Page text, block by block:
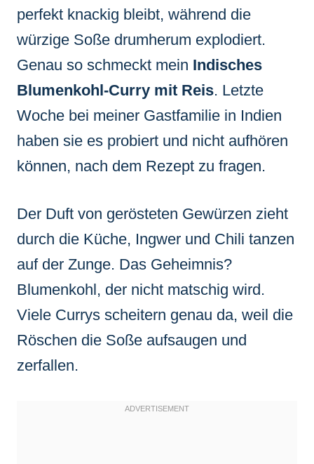
perfekt knackig bleibt, während die
würzige Soße drumherum explodiert.
Genau so schmeckt mein Indisches
Blumenkohl-Curry mit Reis. Letzte
Woche bei meiner Gastfamilie in Indien
haben sie es probiert und nicht aufhören
können, nach dem Rezept zu fragen.
Der Duft von gerösteten Gewürzen zieht
durch die Küche, Ingwer und Chili tanzen
auf der Zunge. Das Geheimnis?
Blumenkohl, der nicht matschig wird.
Viele Currys scheitern genau da, weil die
Röschen die Soße aufsaugen und
zerfallen.